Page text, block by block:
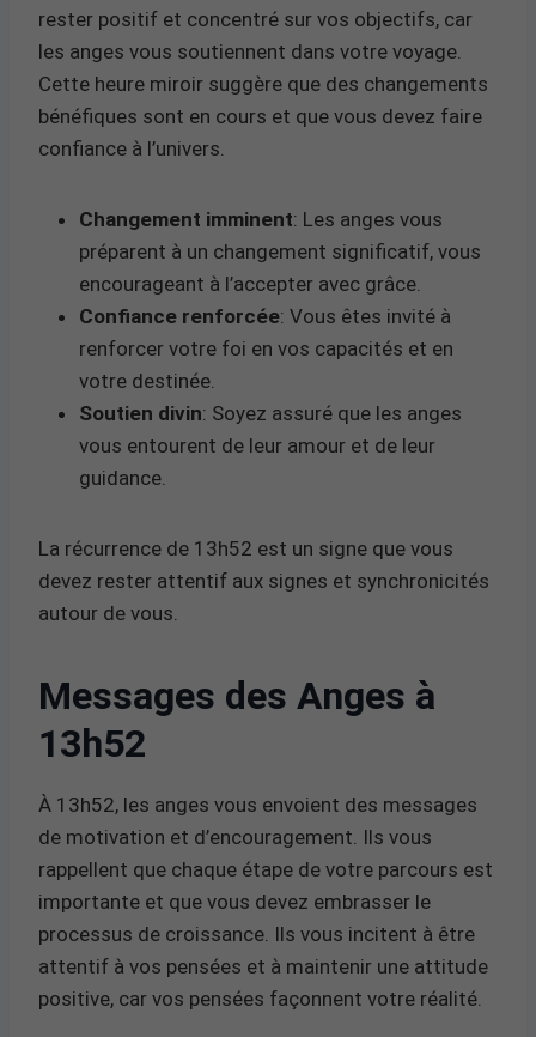
rester positif et concentré sur vos objectifs, car
les anges vous soutiennent dans votre voyage.
Cette heure miroir suggère que des changements
bénéfiques sont en cours et que vous devez faire
confiance à l’univers.
Changement imminent: Les anges vous
préparent à un changement significatif, vous
encourageant à l’accepter avec grâce.
Confiance renforcée: Vous êtes invité à
renforcer votre foi en vos capacités et en
votre destinée.
Soutien divin: Soyez assuré que les anges
vous entourent de leur amour et de leur
guidance.
La récurrence de 13h52 est un signe que vous
devez rester attentif aux signes et synchronicités
autour de vous.
Messages des Anges à
13h52
À 13h52, les anges vous envoient des messages
de motivation et d’encouragement. Ils vous
rappellent que chaque étape de votre parcours est
importante et que vous devez embrasser le
processus de croissance. Ils vous incitent à être
attentif à vos pensées et à maintenir une attitude
positive, car vos pensées façonnent votre réalité.